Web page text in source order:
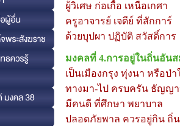
ผู้วิเศษ ก่อเกื้อ เหนือเกศา
ครูอาจารย์ เจดีย์ ที่สักการ์
ด้วยบุปผา ปฏิบัติ สวัสดิ์การ
มงคลที่ 4.การอยู่ในถิ่นอัน
เป็นเมืองกรุง ทุ่งนา หรือป่
ทางมา-ไป ครบครัน ธัญญ
มีคนดี ที่ศึกษา พยาบาล
ปลอดภัยพาล ควรอยู่กิน ถิ่